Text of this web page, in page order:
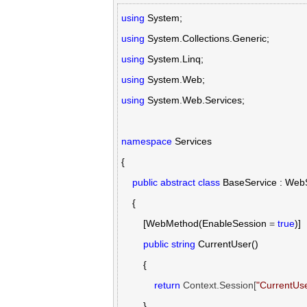
using
using
using
using
using System.Web.Services;
namespace Services
{
public abstract class BaseService :
        [WebMethod(EnableSession
= true)]
public string CurrentUser()
return Context.Session["